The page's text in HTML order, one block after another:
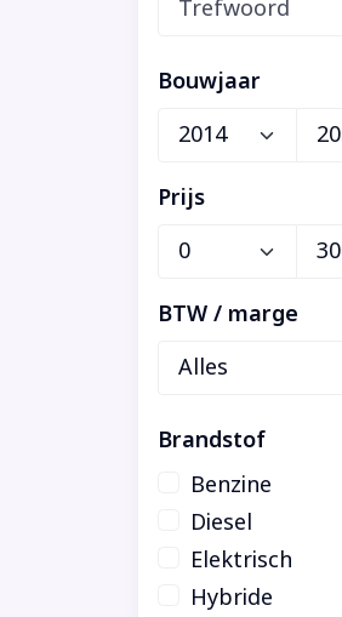
Bouwjaar
Prijs
BTW / marge
Brandstof
Benzine
Diesel
Elektrisch
Hybride